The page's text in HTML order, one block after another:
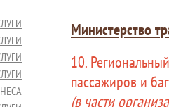
Министерство
10.
пассажиров и
(в части